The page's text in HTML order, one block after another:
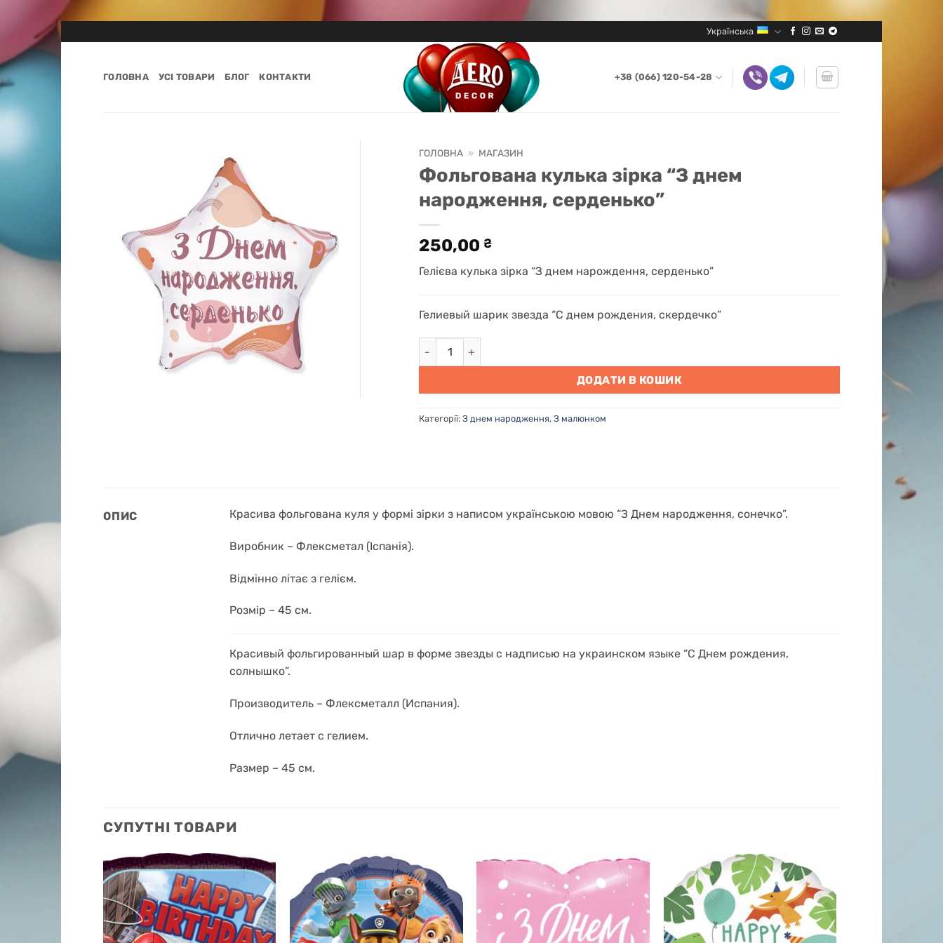
Українська
ГОЛОВНА УСІ ТОВАРИ БЛОГ КОНТАКТИ +38 (066) 120-54-28
ГОЛОВНА » МАГАЗИН
Фольгована кулька зірка “З днем
народження, серденько”
250,00 ₴
Гелієва кулька зірка “З днем нарождення, серденько”
Гелиевый шарик звезда “С днем рождения, скердечко”
Фольгована кулька зірка "З днем народження, серденько" кількість
ДОДАТИ В КОШИК
Категорії: З днем народження, З малюнком
ОПИС Красива фольгована куля у формі зірки з написом українською мовою “З Днем народження, сонечко”.
Виробник – Флексметал (Іспанія).
Відмінно літає з гелієм.
Розмір – 45 см.
Красивый фольгированный шар в форме звезды с надписью на украинском языке “С Днем рождения,
солнышко”.
Производитель – Флексметалл (Испания).
Отлично летает с гелием.
Размер – 45 см.
СУПУТНІ ТОВАРИ